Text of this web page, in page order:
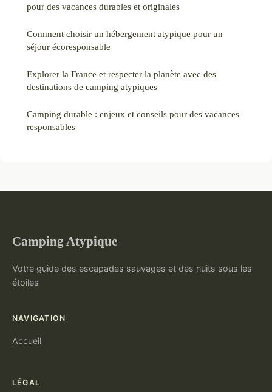
pour des vacances durables et originales
Comment choisir un hébergement atypique pour un
séjour écoresponsable
Explorer la France et respecter la planète avec des
destinations de camping atypiques
Camping durable : enjeux et conseils pour des vacances
responsables
Camping Atypique
Votre guide des escapades sauvages et des nuits sous les
étoiles
NAVIGATION
Accueil
LÉGAL